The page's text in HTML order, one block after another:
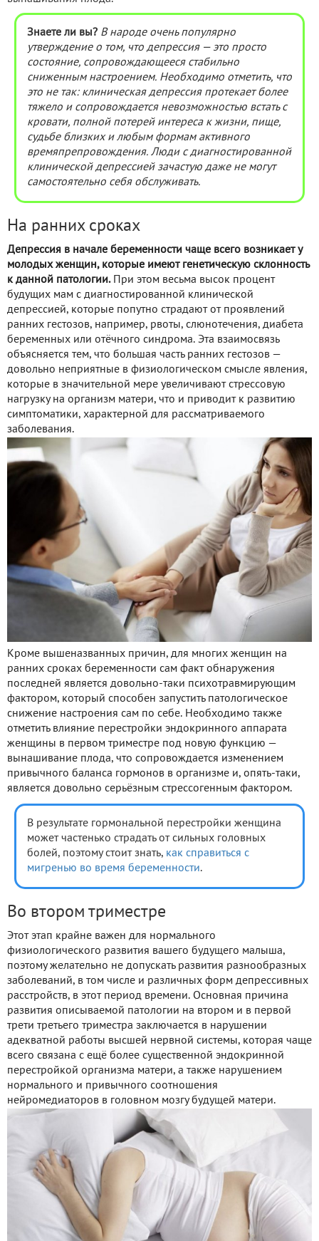
Знаете ли вы? В народе очень популярно
утверждение о том, что депрессия — это просто
состояние, сопровождающееся стабильно
сниженным настроением. Необходимо отметить, что
это не так: клиническая депрессия протекает более
тяжело и сопровождается невозможностью встать с
кровати, полной потерей интереса к жизни, пище,
судьбе близких и любым формам активного
времяпрепровождения. Люди с диагностированной
клинической депрессией зачастую даже не могут
самостоятельно себя обслуживать.
На ранних сроках
Депрессия в начале беременности чаще всего возникает у
молодых женщин, которые имеют генетическую склонность
к данной патологии.При этом весьма высок процент
будущих мам с диагностированной клинической
депрессией, которые попутно страдают от проявлений
ранних гестозов, например, рвоты, слюнотечения, диабета
беременных или отёчного синдрома. Эта взаимосвязь
объясняется тем, что большая часть ранних гестозов —
довольно неприятные в физиологическом смысле явления,
которые в значительной мере увеличивают стрессовую
нагрузку на организм матери, что и приводит к развитию
симптоматики, характерной для рассматриваемого
заболевания.
Кроме вышеназванных причин, для многих женщин на
ранних сроках беременности сам факт обнаружения
последней является довольно-таки психотравмирующим
фактором, который способен запустить патологическое
снижение настроения сам по себе. Необходимо также
отметить влияние перестройки эндокринного аппарата
женщины в первом триместре под новую функцию —
вынашивание плода, что сопровождается изменением
привычного баланса гормонов в организме и, опять-таки,
является довольно серьёзным стрессогенным фактором.
В результате гормональной перестройки женщина
может частенько страдать от сильных головных
болей, поэтому стоит знать, как справиться с
мигренью во время беременности.
Во втором триместре
Этот этап крайне важен для нормального
физиологического развития вашего будущего малыша,
поэтому желательно не допускать развития разнообразных
заболеваний, в том числе и различных форм депрессивных
расстройств, в этот период времени. Основная причина
развития описываемой патологии на втором и в первой
трети третьего триместра заключается в нарушении
адекватной работы высшей нервной системы, которая чаще
всего связана с ещё более существенной эндокринной
перестройкой организма матери, а также нарушением
нормального и привычного соотношения
нейромедиаторов в головном мозгу будущей матери.